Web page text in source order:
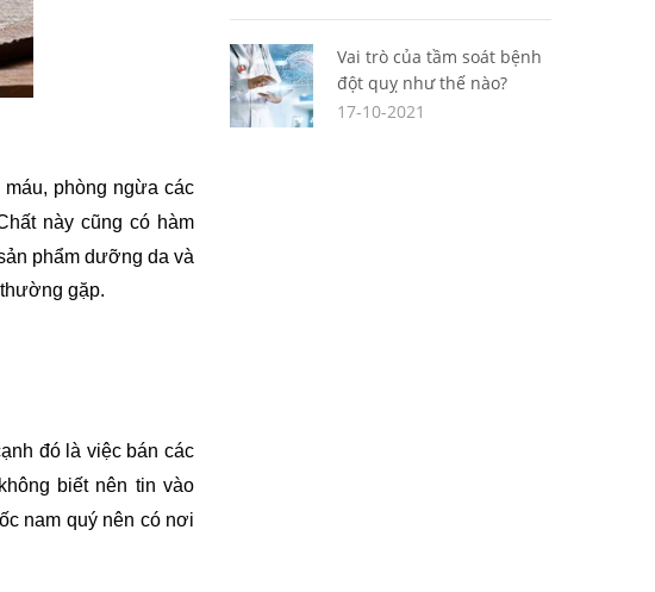
phòng ngừa các
này cũng có hàm
phẩm dưỡng da và
gặp.
đó là việc bán các
biết nên tin vào
nam quý nên có nơi
Vai trò của tầm soát bệnh
đột quỵ như thế nào?
17-10-2021